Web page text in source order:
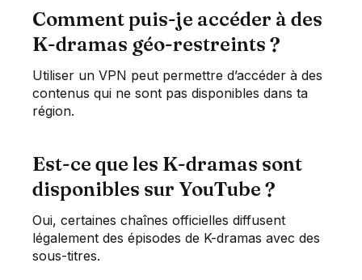
Comment puis-je accéder à des
K-dramas géo-restreints ?
Utiliser un VPN peut permettre d’accéder à des
contenus qui ne sont pas disponibles dans ta
région.
Est-ce que les K-dramas sont
disponibles sur YouTube ?
Oui, certaines chaînes officielles diffusent
légalement des épisodes de K-dramas avec des
sous-titres.